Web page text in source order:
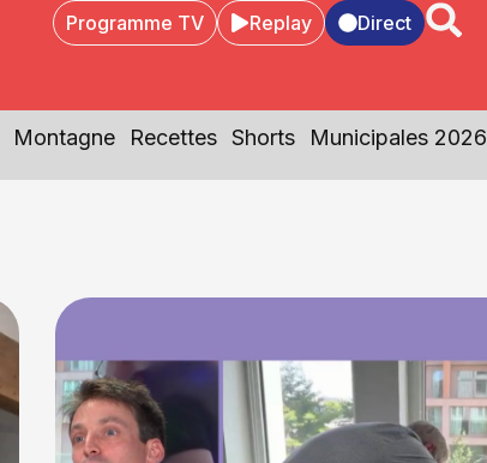
Programme TV Replay Direct
Montagne Recettes Shorts Municipales 2026